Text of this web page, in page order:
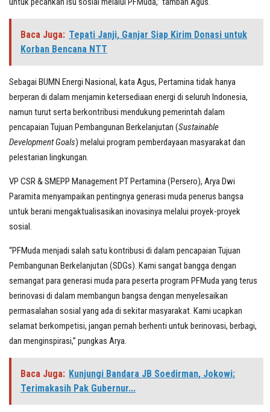
Baca Juga: Tepati Janji, Ganjar Siap Kirim Donasi untuk
Korban Bencana NTT
Sebagai BUMN Energi Nasional, kata Agus, Pertamina tidak hanya
berperan di dalam menjamin ketersediaan energi di seluruh Indonesia,
namun turut serta berkontribusi mendukung pemerintah dalam
pencapaian Tujuan Pembangunan Berkelanjutan (Sustainable
Development Goals) melalui program pemberdayaan masyarakat dan
pelestarian lingkungan.
VP CSR & SMEPP Management PT Pertamina (Persero), Arya Dwi
Paramita menyampaikan pentingnya generasi muda penerus bangsa
untuk berani mengaktualisasikan inovasinya melalui proyek-proyek
sosial.
“PFMuda menjadi salah satu kontribusi di dalam pencapaian Tujuan
Pembangunan Berkelanjutan (SDGs). Kami sangat bangga dengan
semangat para generasi muda para peserta program PFMuda yang terus
berinovasi di dalam membangun bangsa dengan menyelesaikan
permasalahan sosial yang ada di sekitar masyarakat. Kami ucapkan
selamat berkompetisi, jangan pernah berhenti untuk berinovasi, berbagi,
dan menginspirasi,” pungkas Arya.
Baca Juga: Kunjungi Bandara JB Soedirman, Jokowi:
Terimakasih Pak Gubernur...